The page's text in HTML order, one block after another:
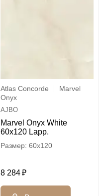
Atlas Concorde
Marvel
Onyx
AJBO
Marvel Onyx White
60x120 Lapp.
60x120
8 284